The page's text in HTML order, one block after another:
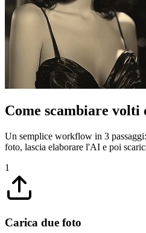
Come scambiare
Un semplice workflow in 3
foto, lascia elaborare l'AI e poi
1
Carica due foto